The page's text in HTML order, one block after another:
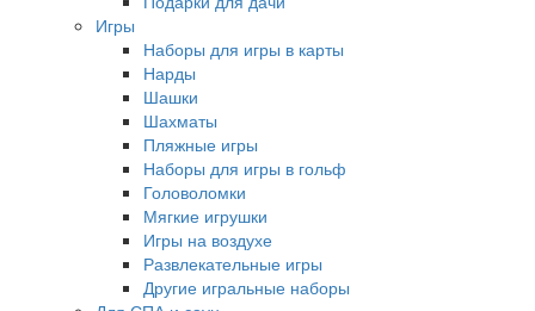
Игры
Наборы для игры в карты
Нарды
Шашки
Шахматы
Пляжные игры
Наборы для игры в гольф
Головоломки
Мягкие игрушки
Игры на воздухе
Развлекательные игры
Другие игральные наборы